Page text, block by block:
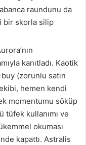
raundunu da
bir skorla silip
kanıtladı. Kaotik
(zorunlu satın
hemen kendi
momentumu söküp
tüfek kullanımı ve
okuması
kapattı. Astralis